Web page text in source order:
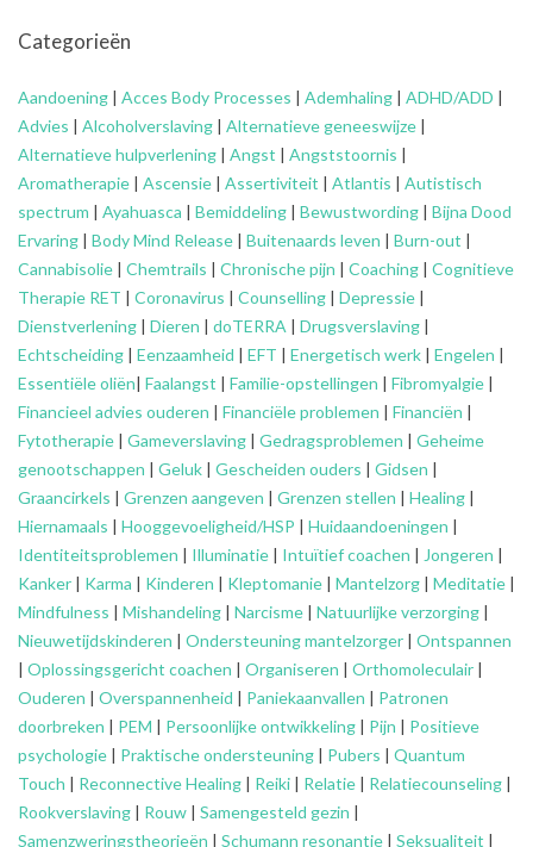
Categorieën
Aandoening | Acces Body Processes | Ademhaling | ADHD/ADD |
Advies | Alcoholverslaving | Alternatieve geneeswijze |
Alternatieve hulpverlening | Angst | Angststoornis |
Aromatherapie | Ascensie | Assertiviteit | Atlantis | Autistisch
spectrum | Ayahuasca | Bemiddeling | Bewustwording | Bijna Dood
Ervaring | Body Mind Release | Buitenaards leven | Burn-out |
Cannabisolie | Chemtrails | Chronische pijn | Coaching | Cognitieve
Therapie RET | Coronavirus | Counselling | Depressie |
Dienstverlening | Dieren | doTERRA | Drugsverslaving |
Echtscheiding | Eenzaamheid | EFT | Energetisch werk | Engelen |
Essentiële oliën| Faalangst | Familie-opstellingen | Fibromyalgie |
Financieel advies ouderen | Financiële problemen | Financiën |
Fytotherapie | Gameverslaving | Gedragsproblemen | Geheime
genootschappen | Geluk | Gescheiden ouders | Gidsen |
Graancirkels | Grenzen aangeven | Grenzen stellen | Healing |
Hiernamaals | Hooggevoeligheid/HSP | Huidaandoeningen |
Identiteitsproblemen | Illuminatie | Intuïtief coachen | Jongeren |
Kanker | Karma | Kinderen | Kleptomanie | Mantelzorg | Meditatie |
Mindfulness | Mishandeling | Narcisme | Natuurlijke verzorging |
Nieuwetijdskinderen | Ondersteuningmantelzorger | Ontspannen
| Oplossingsgericht coachen | Organiseren | Orthomoleculair |
Ouderen | Overspannenheid | Paniekaanvallen | Patronen
doorbreken | PEM | Persoonlijke ontwikkeling | Pijn | Positieve
psychologie | Praktische ondersteuning | Pubers | Quantum
Touch | Reconnective Healing | Reiki | Relatie | Relatiecounseling |
Rookverslaving | Rouw | Samengesteld gezin |
Samenzweringstheorieën | Schumann resonantie | Seksualiteit |